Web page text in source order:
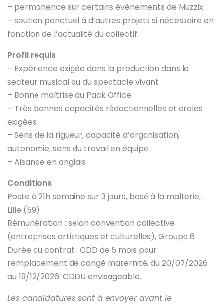
– permanence sur certains évènements de Muzzix
– soutien ponctuel à d’autres projets si nécessaire en
fonction de l’actualité du collectif.
Profil requis
– Expérience exigée dans la production dans le
secteur musical ou du spectacle vivant
– Bonne maîtrise du Pack Office
– Très bonnes capacités rédactionnelles et orales
exigées
– Sens de la rigueur, capacité d’organisation,
autonomie, sens du travail en équipe
– Aisance en anglais
Conditions
Poste à 21h semaine sur 3 jours, basé à la malterie,
Lille (59)
Rémunération : selon convention collective
(entreprises artistiques et culturelles), Groupe 6
Durée du contrat : CDD de 5 mois pour
remplacement de congé maternité, du 20/07/2026
au 19/12/2026. CDDU envisageable.
Les candidatures sont à envoyer avant le